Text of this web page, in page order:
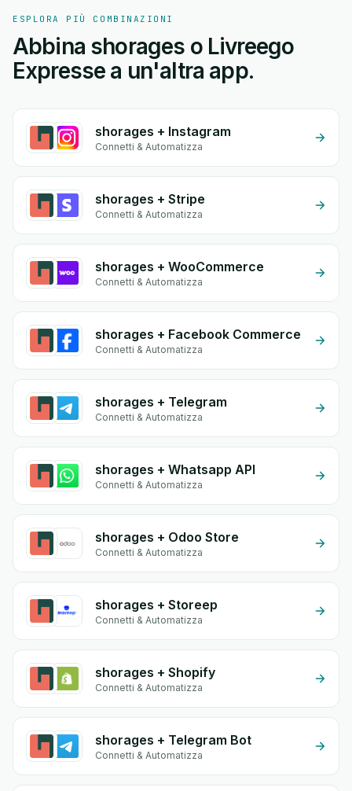
ESPLORA PIÙ COMBINAZIONI
Abbina shorages o Livreego
Expresse a un'altra app.
shorages + Instagram
Connetti & Automatizza
shorages + Stripe
Connetti & Automatizza
shorages + WooCommerce
Connetti & Automatizza
shorages + Facebook Commerce
Connetti & Automatizza
shorages + Telegram
Connetti & Automatizza
shorages + Whatsapp API
Connetti & Automatizza
shorages + Odoo Store
Connetti & Automatizza
shorages + Storeep
Connetti & Automatizza
shorages + Shopify
Connetti & Automatizza
shorages + Telegram Bot
Connetti & Automatizza